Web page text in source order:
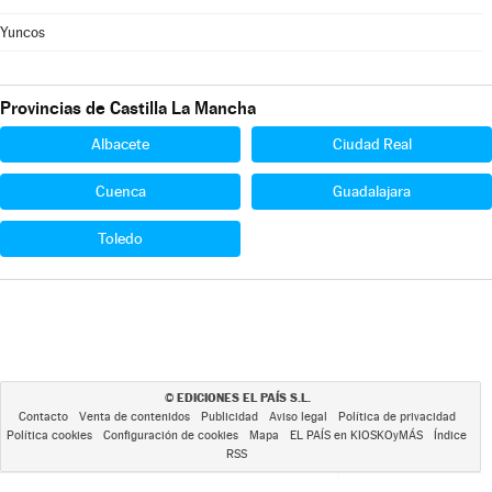
Yuncos
Provincias de Castilla La Mancha
Albacete Ciudad Real
Cuenca Guadalajara
Toledo
© EDICIONES EL PAÍS S.L.
Contacto Venta de contenidos Publicidad Aviso legal
Política de privacidad
Política cookies
Configuración de cookies Mapa EL PAÍS en KIOSKOyMÁS
Índice
RSS